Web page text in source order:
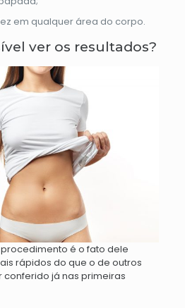
em qualquer área do corpo.
ver os resultados?
é o fato dele
rápidos do que o de outros
conferido já nas primeiras